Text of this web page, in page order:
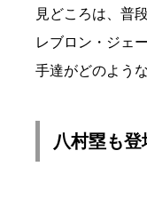
見どころは、普
レブロン・ジェ
手達がどのよう
八村塁も